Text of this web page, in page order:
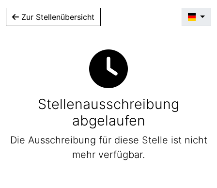
Zur Stellenübersicht
Stellenausschreibung
abgelaufen
Die Ausschreibung für diese Stelle ist nicht
mehr verfügbar.